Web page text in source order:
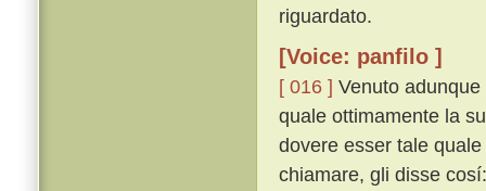
riguardato.
[Voice: panfilo ]
[ 016 ] Venuto
quale ottimamente la
dovere esser tale
chiamare, gli disse